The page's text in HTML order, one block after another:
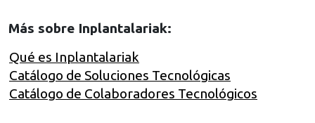
Más sobre Inplantalariak:
Qué es Inplantalariak
Catálogo de Soluciones Tecnológicas
Catálogo de Colaboradores Tecnológicos